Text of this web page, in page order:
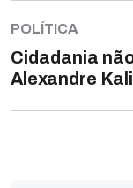
POLÍTICA
Cidadania
Alexandre